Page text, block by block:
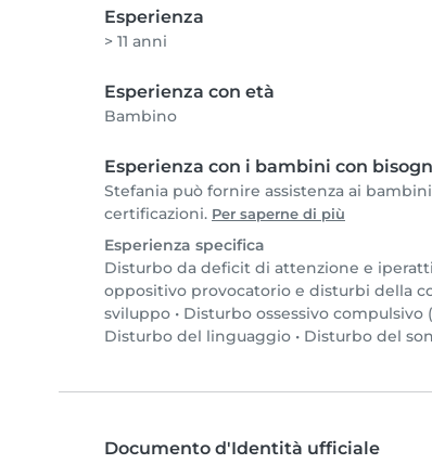
Esperienza
> 11 anni
Esperienza con età
Bambino
Esperienza con i bambini con
Stefania può fornire assistenza ai
certificazioni. Per saperne di più
Esperienza specifica
Disturbo da deficit di attenzione e
oppositivo provocatorio e disturbi della
sviluppo • Disturbo ossessivo compulsivo
Disturbo del linguaggio • Disturbo del
Documento d'Identità ufficiale